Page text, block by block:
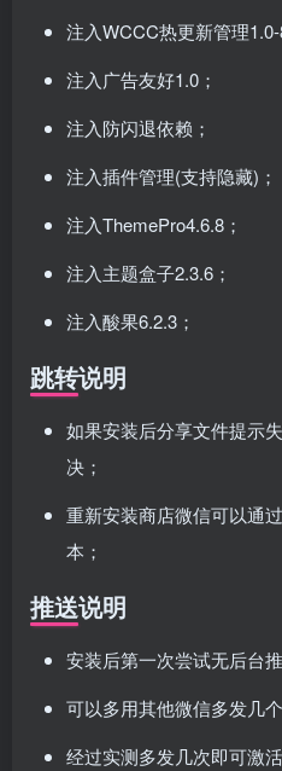
注入WCCC热更新管理1.0-
注入广告友好1.0；
注入防闪退依赖；
注入插件管理(支持隐藏)；
注入ThemePro4.6.8；
注入主题盒子2.3.6；
注入酸果6.2.3；
跳转说明
如果安装后分享文件提示
决；
重新安装商店微信可以通
本；
推送说明
安装后第一次尝试无后台
可以多用其他微信多发几
经过实测多发几次即可激